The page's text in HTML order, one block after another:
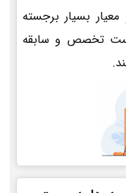
بسیار برجسته
تخصص و سابقه